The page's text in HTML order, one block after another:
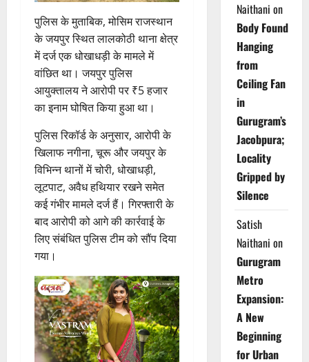
पुलिस के मुताबिक, मोसिम राजस्थान
के जयपुर स्थित लालकोठी थाना क्षेत्र
में दर्ज एक धोखाधड़ी के मामले में
वांछित था। जयपुर पुलिस
आयुक्तालय ने आरोपी पर ₹5 हजार
का इनाम घोषित किया हुआ था।
पुलिस रिकॉर्ड के अनुसार, आरोपी के
खिलाफ नगीना, चूरू और जयपुर के
विभिन्न थानों में चोरी, धोखाधड़ी,
लूटपाट, अवैध हथियार रखने समेत
कई गंभीर मामले दर्ज हैं। गिरफ्तारी के
बाद आरोपी को आगे की कार्रवाई के
लिए संबंधित पुलिस टीम को सौंप दिया
गया।
Naithani on
Body Found
Hanging
from
Ceiling Fan
in
Gurugram’s
Jacobpura;
Locality
Gripped by
Silence
Satish
Naithani on
Gurugram
Metro
Expansion:
A New
Beginning
for Urban